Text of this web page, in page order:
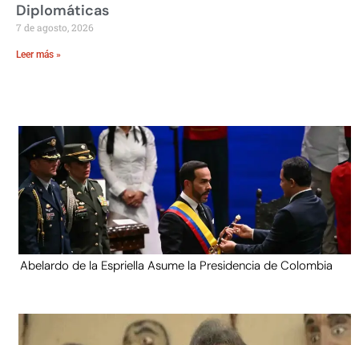
Diplomáticas
7 de agosto, 2026
Leer más »
Abelardo de la Espriella Asume la Presidencia de Colombia